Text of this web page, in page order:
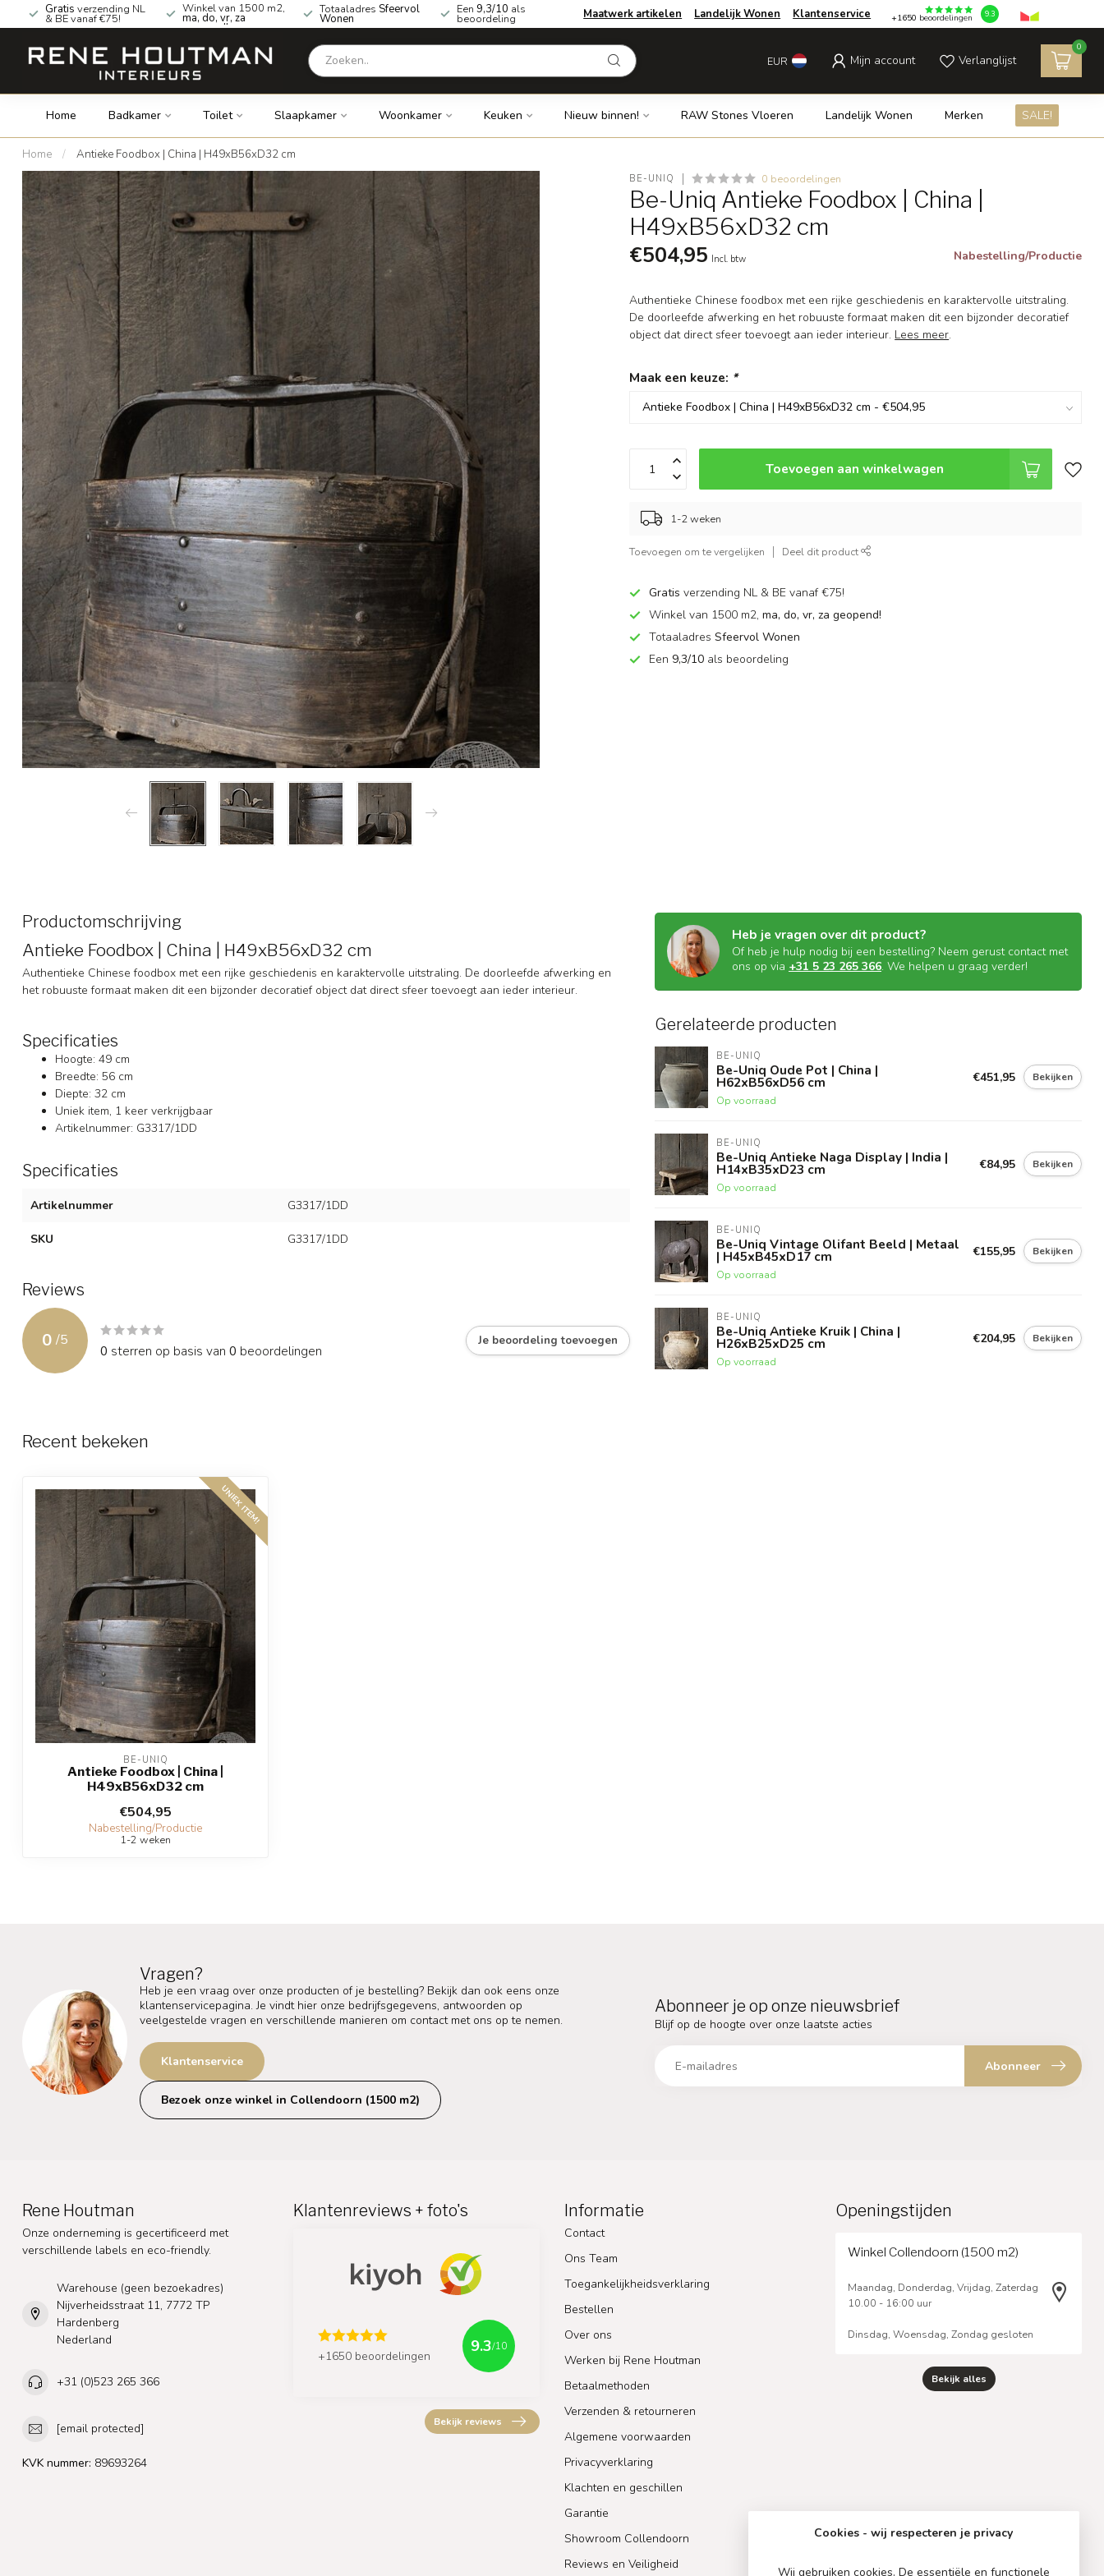
Gratis verzending NL
& BE vanaf €75!
Winkel van 1500 m2,
ma, do, vr, za
geopend!
Totaaladres Sfeervol
Wonen
Een 9,3/10 als
beoordeling Maatwerk artikelen Landelijk Wonen Klantenservice +1650 beoordelingen 9.3
EUR Mijn account Verlanglijst
0
Home Badkamer Toilet Slaapkamer Woonkamer Keuken Nieuw binnen! RAW Stones Vloeren Landelijk Wonen Merken SALE!
Home / Antieke Foodbox | China | H49xB56xD32 cm
BE-UNIQ 0 beoordelingen
Be-Uniq Antieke Foodbox | China |
H49xB56xD32 cm
€504,95 Incl. btw Nabestelling/Productie
Authentieke Chinese foodbox met een rijke geschiedenis en karaktervolle uitstraling.
De doorleefde afwerking en het robuuste formaat maken dit een bijzonder decoratief
object dat direct sfeer toevoegt aan ieder interieur. Lees meer.
Maak een keuze: *
Toevoegen aan winkelwagen
1-2 weken
Toevoegen om te vergelijken Deel dit product
Gratisverzending NL & BE vanaf €75!
Winkel van 1500 m2,ma, do, vr, za geopend!
TotaaladresSfeervol Wonen
Een 9,3/10 als beoordeling
Productomschrijving
Antieke Foodbox | China | H49xB56xD32 cm
Authentieke Chinese foodbox met een rijke geschiedenis en karaktervolle uitstraling. De doorleefde afwerking en
het robuuste formaat maken dit een bijzonder decoratief object dat direct sfeer toevoegt aan ieder interieur.
Specificaties
Hoogte: 49 cm
Breedte: 56 cm
Diepte: 32 cm
Uniek item, 1 keer verkrijgbaar
Artikelnummer: G3317/1DD
Specificaties
Artikelnummer G3317/1DD
SKU G3317/1DD
Reviews
0 /5
0 sterren op basis van 0 beoordelingen
Je beoordeling toevoegen
Heb je vragen over dit product?
Of heb je hulp nodig bij een bestelling? Neem gerust contact met
ons op via +31 5 23 265 366. We helpen u graag verder!
Gerelateerde producten
BE-UNIQ
Be-Uniq Oude Pot | China |
H62xB56xD56 cm
Op voorraad
€451,95 Bekijken
BE-UNIQ
Be-Uniq Antieke Naga Display | India |
H14xB35xD23 cm
Op voorraad
€84,95 Bekijken
BE-UNIQ
Be-Uniq Vintage Olifant Beeld | Metaal
| H45xB45xD17 cm
Op voorraad
€155,95 Bekijken
BE-UNIQ
Be-Uniq Antieke Kruik | China |
H26xB25xD25 cm
Op voorraad
€204,95 Bekijken
Recent bekeken
UNIEK ITEM!
BE-UNIQ
Antieke Foodbox | China |
H49xB56xD32 cm
€504,95
Nabestelling/Productie
1-2 weken
Vragen?
Heb je een vraag over onze producten of je bestelling? Bekijk dan ook eens onze
klantenservicepagina. Je vindt hier onze bedrijfsgegevens, antwoorden op
veelgestelde vragen en verschillende manieren om contact met ons op te nemen.
Klantenservice
Bezoek onze winkel in Collendoorn (1500 m2)
Abonneer je op onze nieuwsbrief
Blijf op de hoogte over onze laatste acties
Abonneer
Rene Houtman
Onze onderneming is gecertificeerd met
verschillende labels en eco-friendly.
Warehouse (geen bezoekadres)
Nijverheidsstraat 11, 7772 TP
Hardenberg
Nederland
+31 (0)523 265 366
[email protected]
KVK nummer: 89693264
Klantenreviews + foto's
+1650 beoordelingen
9.3/10
Bekijk reviews
Informatie
Contact
Ons Team
Toegankelijkheidsverklaring
Bestellen
Over ons
Werken bij Rene Houtman
Betaalmethoden
Verzenden & retourneren
Algemene voorwaarden
Privacyverklaring
Klachten en geschillen
Garantie
Showroom Collendoorn
Reviews en Veiligheid
Openingstijden
Winkel Collendoorn (1500 m2)
Maandag, Donderdag, Vrijdag, Zaterdag
10.00 - 16:00 uur
Dinsdag, Woensdag, Zondag gesloten
Bekijk alles
Cookies - wij respecteren je privacy
Wij gebruiken cookies. De essentiële en functionele